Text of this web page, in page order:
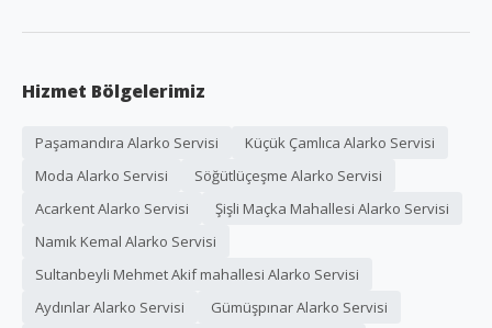
Hizmet Bölgelerimiz
Paşamandıra Alarko Servisi
Küçük Çamlıca Alarko Servisi
Moda Alarko Servisi
Söğütlüçeşme Alarko Servisi
Acarkent Alarko Servisi
Şişli Maçka Mahallesi Alarko Servisi
Namık Kemal Alarko Servisi
Sultanbeyli Mehmet Akif mahallesi Alarko Servisi
Aydınlar Alarko Servisi
Gümüşpınar Alarko Servisi